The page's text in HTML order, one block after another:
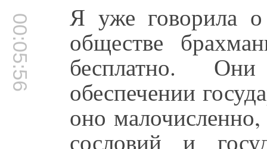
00:05:56 Я уже говорила
обществе
бесплатно.
обеспечении
оно
сословий и